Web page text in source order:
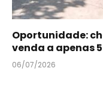
Oportunidade:
venda a apenas
06/07/2026